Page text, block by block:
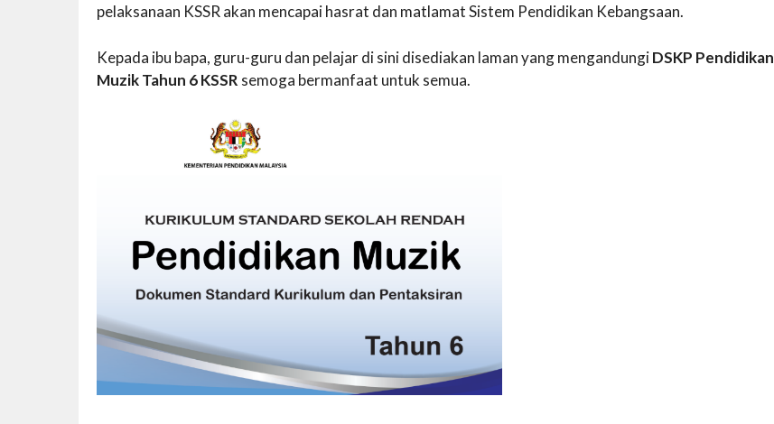
pelaksanaan KSSR akan mencapai hasrat dan matlamat Sistem Pendidikan Kebangsaan.
Kepada ibu bapa, guru-guru dan pelajar di sini disediakan laman yang mengandungiDSKP Pendidikan
Muzik Tahun 6 KSSR semoga bermanfaat untuk semua.